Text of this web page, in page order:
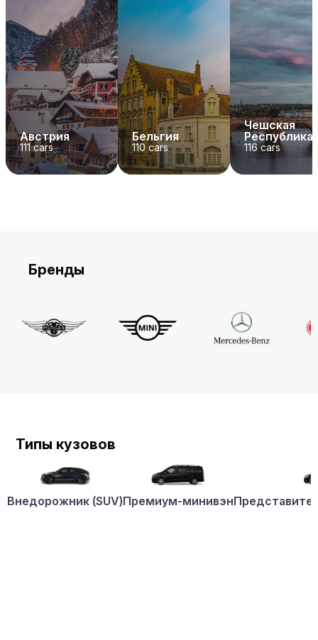
Австрия
111cars
Бельгия
110 cars
Чешская
Республика
116cars
Бренды
Типы кузовов
Внедорожник (SUV)Премиум-минивэн